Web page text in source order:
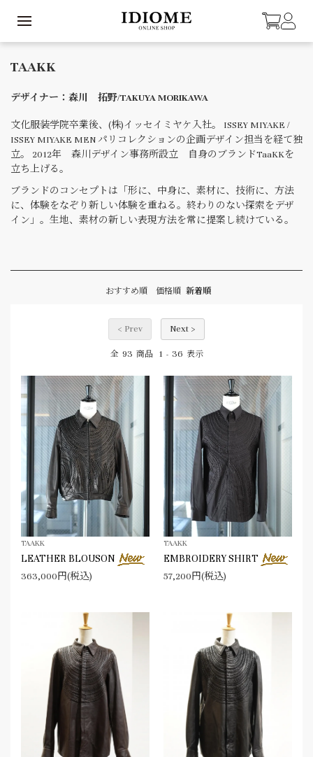
TAAKK
デザイナー：森川 拓野/TAKUYA MORIKAWA
文化服装学院卒業後、(株)イッセイミヤケ入社。 ISSEY MIYAKE /
ISSEY MIYAKE MEN パリコレクションの企画デザイン担当を経て独
立。 2012年 森川デザイン事務所設立 自身のブランドTaaKKを
立ち上げる。
ブランドのコンセプトは「形に、中身に、素材に、技術に、方法
に、体験をなぞり新しい体験を重ねる。終わりのない探索をデザ
イン」。生地、素材の新しい表現方法を常に提案し続けている。
おすすめ順 価格順 新着順
< Prev Next >
全 93 商品 1 - 36 表示
TAAKK
LEATHER BLOUSON
363,000円(税込)
TAAKK
EMBROIDERY SHIRT
57,200円(税込)